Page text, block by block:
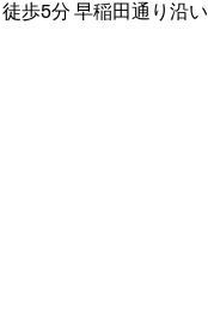
歩5分 早稲田通り沿い